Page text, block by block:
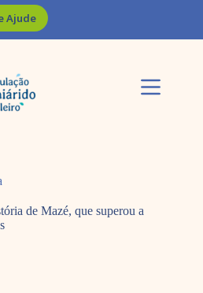
Ajude
de Mazé, que superou a